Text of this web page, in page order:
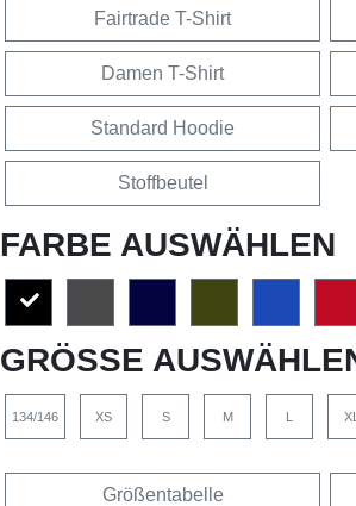
Fairtrade T-Shirt
Damen T-Shirt
Standard Hoodie
Stoffbeutel
FARBE AUSWÄHLEN
GRÖSSE AUSWÄHLEN
134/146 XS S M L XL
Größentabelle